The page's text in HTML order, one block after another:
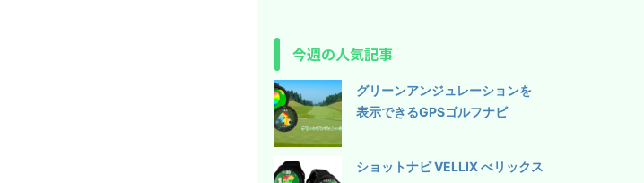
今週の人気記事
グリーンアンジュレーションを
表示できるGPSゴルフナビ
ショットナビ VELLIX べリックス